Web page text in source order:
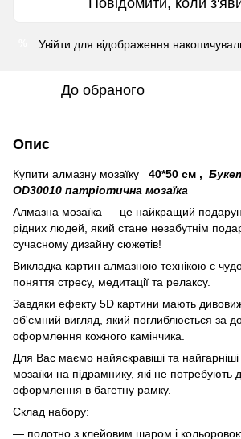
Увійти для відображення
До обраного
Опис
Купити алмазну мозаїку 40*50 см ,
OD30010 патріотична мозаїка
Алмазна мозаїка — це найкращий
рідних людей, який стане незабутнім
сучасному дизайну сюжетів!
Викладка картин алмазною технікою є
поняття стресу, медитації та релаксу.
Завдяки ефекту 5D картини мають
об'ємний вигляд, який поглиблюється за
оформлення кожного камінчика.
Для Вас маємо найяскравіші та
мозаїки на підрамнику, які не потребують
оформлення в багетну рамку.
Склад набору:
— полотно з клейовим шаром і